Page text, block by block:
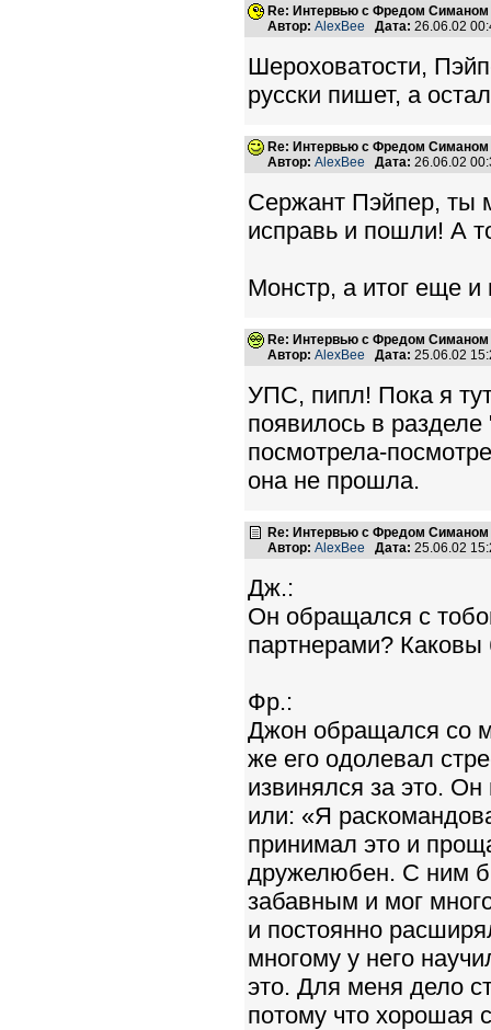
Re: Интервью с Фредом Симаном
Автор: AlexBee Дата: 26.06.02
Шероховатости,
русски пишет, а
Re: Интервью с Фредом Симаном
Автор: AlexBee Дата: 26.06.02
Сержант Пэйпер, ты
исправь и пошли! А
Монстр, а итог еще
Re: Интервью с Фредом Симаном
Автор: AlexBee Дата: 25.06.02
УПС, пипл! Пока я
появилось в
посмотрела-
она не прошла.
Re: Интервью с Фредом Симаном
Автор: AlexBee Дата: 25.06.02
Дж.:
Он обращался с
партнерами?
Фр.:
Джон обращался со
же его одолевал
извинялся за это.
или: «Я
принимал это и
дружелюбен. С ним
забавным и мог
и постоянно
многому у него
это. Для меня дело
потому что хорошая